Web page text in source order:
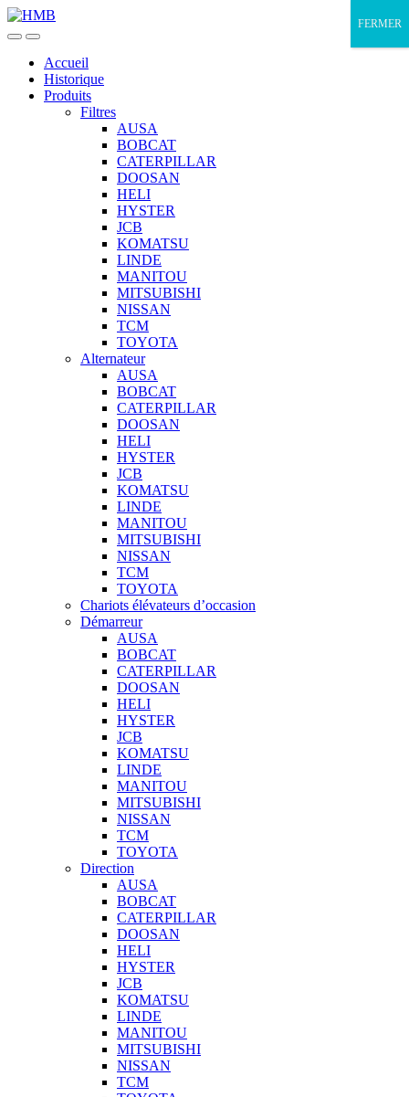
Skip
to
Skip
to
Accueil
Historique
Produits
Filtres
AUSA
BOBCAT
CATERPILLAR
DOOSAN
HELI
HYSTER
JCB
KOMATSU
LINDE
MANITOU
MITSUBISHI
NISSAN
TCM
TOYOTA
Alternateur
AUSA
BOBCAT
CATERPILLAR
DOOSAN
HELI
HYSTER
JCB
KOMATSU
LINDE
MANITOU
MITSUBISHI
NISSAN
TCM
TOYOTA
Chariots élévateurs d’occasion
Démarreur
AUSA
BOBCAT
CATERPILLAR
DOOSAN
HELI
HYSTER
JCB
KOMATSU
LINDE
MANITOU
MITSUBISHI
NISSAN
TCM
TOYOTA
Direction
AUSA
BOBCAT
CATERPILLAR
DOOSAN
HELI
HYSTER
JCB
KOMATSU
LINDE
MANITOU
MITSUBISHI
NISSAN
TCM
FERMER